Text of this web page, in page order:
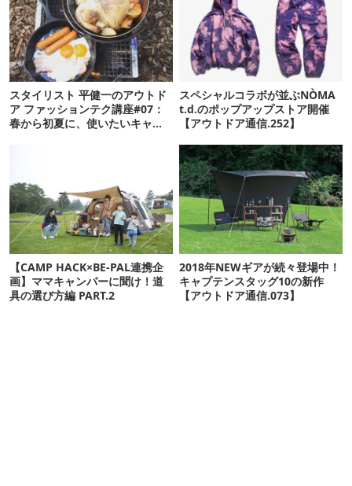
スタイリスト 平健一のアウトド
ア ファッションテク講座#07：
春から初夏に、使いたいキャン
スペシャルコラボが並ぶNÒMA
t.d.のポップアップストア開催
【アウトドア通信.252】
【CAMP HACK×BE-PAL連携企
画】ママキャンパーに聞け！道
具の選び方編 PART.2
2018年NEWギアが続々登場中！
キャプテンスタッグ10の新作
【アウトドア通信.073】